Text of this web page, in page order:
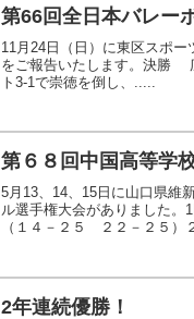
第66回全日本バレー
11月24日（日）に東区スポ
をご報告いたします。決
ト3‐1で崇徳を倒し、.....
第６８回中国高等学
5月13、14、15日に山口県維
ル選手権大会がありました
（１４－２５ ２２－２５
2年連続優勝！